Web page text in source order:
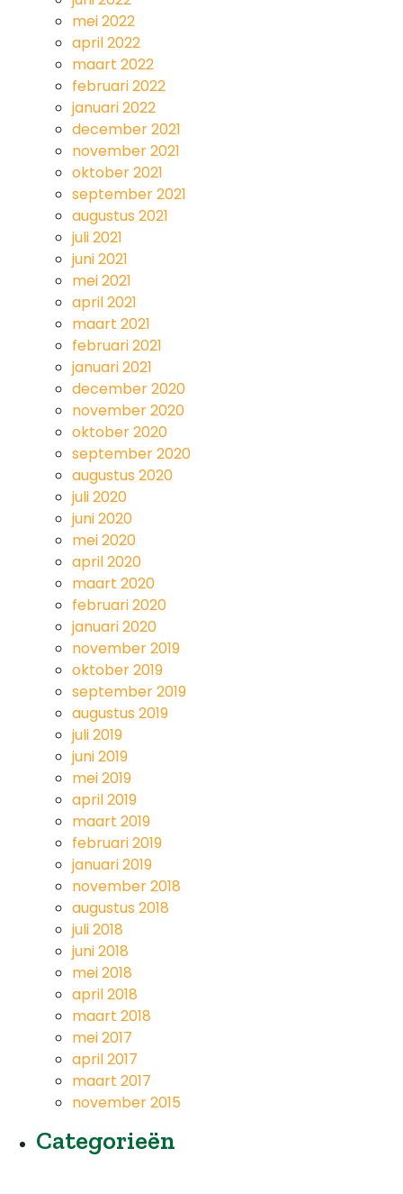
mei 2022
april 2022
maart 2022
februari 2022
januari 2022
december 2021
november 2021
oktober 2021
september 2021
augustus 2021
juli 2021
juni 2021
mei 2021
april 2021
maart 2021
februari 2021
januari 2021
december 2020
november 2020
oktober 2020
september 2020
augustus 2020
juli 2020
juni 2020
mei 2020
april 2020
maart 2020
februari 2020
januari 2020
november 2019
oktober 2019
september 2019
augustus 2019
juli 2019
juni 2019
mei 2019
april 2019
maart 2019
februari 2019
januari 2019
november 2018
augustus 2018
juli 2018
juni 2018
mei 2018
april 2018
maart 2018
mei 2017
april 2017
maart 2017
november 2015
Categorieën